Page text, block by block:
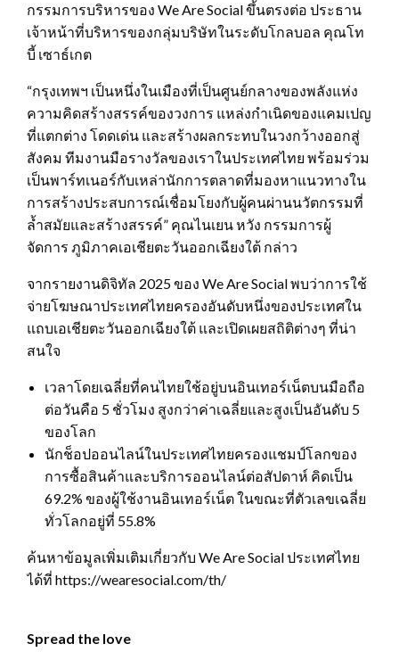
กรรมการบริหารของ We Are Social ขึ้นตรงต่อ ประธาน
เจ้าหน้าที่บริหารของกลุ่มบริษัทในระดับโกลบอล คุณโท
บี้ เซาธ์เกต
“กรุงเทพฯ เป็นหนึ่งในเมืองที่เป็นศูนย์กลางของพลังแห่ง
ความคิดสร้างสรรค์ของวงการ แหล่งกำเนิดของแคมเปญ
ที่แตกต่าง​ โดดเด่น และสร้างผลกระทบในวงกว้างออกสู่
สังคม ทีมงานมือรางวัลของเราในประเทศไทย พร้อมร่วม
เป็นพาร์ทเนอร์กับเหล่านักการตลาดที่มองหาแนวทางใน
การสร้างประสบการณ์เชื่อมโยงกับผู้คนผ่านนวัตกรรมที่
ล้ำสมัยและสร้างสรรค์” คุณไนเยน หวัง กรรมการผู้
จัดการ ภูมิภาคเอเชียตะวันออกเฉียงใต้ กล่าว
จากรายงานดิจิทัล 2025 ของ We Are Social พบว่าการใช้
จ่ายโฆษณาประเทศไทยครองอันดับหนึ่งของประเทศใน
แถบเอเชียตะวันออกเฉียงใต้ และเปิดเผยสถิติต่างๆ ที่น่า
สนใจ
เวลาโดยเฉลี่ยที่คนไทยใช้อยู่บนอินเทอร์เน็ตบนมือถือ
ต่อวันคือ 5 ชั่วโมง สูงกว่าค่าเฉลี่ยและสูงเป็นอันดับ 5
ของโลก
นักช็อปออนไลน์ในประเทศไทยครองแชมป์โลกของ
การซื้อสินค้าและบริการออนไลน์ต่อสัปดาห์ คิดเป็น
69.2% ของผู้ใช้งานอินเทอร์เน็ต ในขณะที่ตัวเลขเฉลี่ย
ทั่วโลกอยู่ที่ 55.8%
ค้นหาข้อมูลเพิ่มเติมเกี่ยวกับ We Are Social ประเทศไทย
ได้ที่ https://wearesocial.com/th/
Spread the love